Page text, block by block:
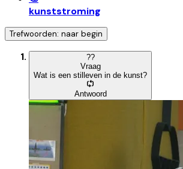
kunststroming
Trefwoorden: naar begin
??
Vraag
Wat is een stilleven in de kunst?
Antwoord